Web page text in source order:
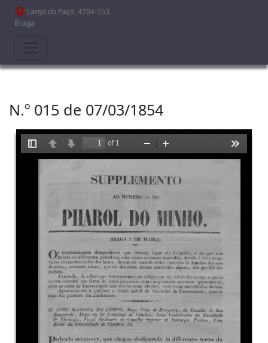
Passar para o conteúdo principal
Largo do Paço, 4704-553
Braga
N.º 015 de 07/03/1854